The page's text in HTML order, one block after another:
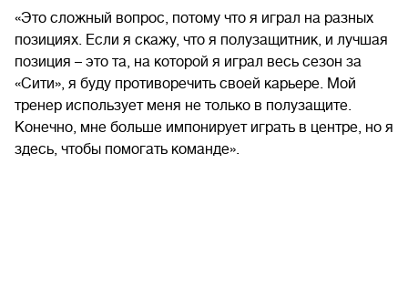
«Это сложный вопрос, потому что я играл на разных
позициях. Если я скажу, что я полузащитник, и лучшая
позиция – это та, на которой я играл весь сезон за
«Сити», я буду противоречить своей карьере. Мой
тренер использует меня не только в полузащите.
Конечно, мне больше импонирует играть в центре, но я
здесь, чтобы помогать команде».